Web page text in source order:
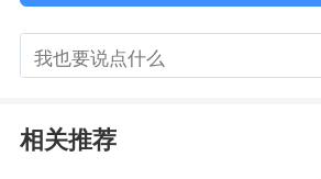
部位——也就是那个最有
血的部位。这样，动脉瘤
责“通路保障”，密网支
相关推荐